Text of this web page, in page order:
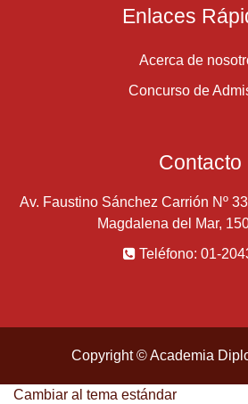
Enlaces
Acerca de
Concurso de
Contacto
Av. Faustino Sánchez Carrión Nº
Magdalena del Mar,
Teléfono: 01-
Copyright © Academia
Cambiar al tema estándar